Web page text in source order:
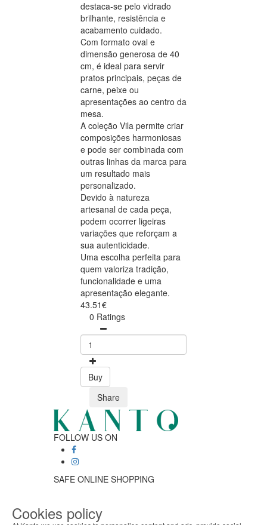
destaca-se pelo vidrado
brilhante, resistência e
acabamento cuidado.
Com formato oval e
dimensão generosa de 40
cm, é ideal para servir
pratos principais, peças de
carne, peixe ou
apresentações ao centro da
mesa.
A coleção Vila permite criar
composições harmoniosas
e pode ser combinada com
outras linhas da marca para
um resultado mais
personalizado.
Devido à natureza
artesanal de cada peça,
podem ocorrer ligeiras
variações que reforçam a
sua autenticidade.
Uma escolha perfeita para
quem valoriza tradição,
funcionalidade e uma
apresentação elegante.
43.51€
0 Ratings
Buy
Share
FOLLOW US ON
SAFE ONLINE SHOPPING
Fast shipping
Cookies policy